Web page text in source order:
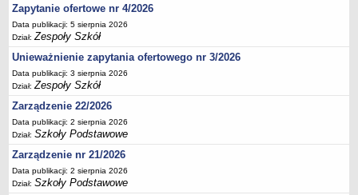
Kontrole
Rejestry, ewidencje, archiwa
Sprawozdania
Deklaracja dostępności
PORADNIE PSYCHOLOGICZNO-PEDAGOGICZNE
Zespół Poradni
BIURO FINANSÓW OŚWIATY
Dane podstawowe
Statut
Majątek
Zapytanie ofertowe nr 4/2026
Data publikacji: 5 sierpnia 2026
Dział:Zespoły Szkół
Unieważnienie zapytania ofertowego nr 3/2026
Data publikacji: 3 sierpnia 2026
Dział:Zespoły Szkół
Zarządzenie 22/2026
Data publikacji: 2 sierpnia 2026
Dział:Szkoły Podstawowe
Zarządzenie nr 21/2026
Data publikacji: 2 sierpnia 2026
Dział:Szkoły Podstawowe